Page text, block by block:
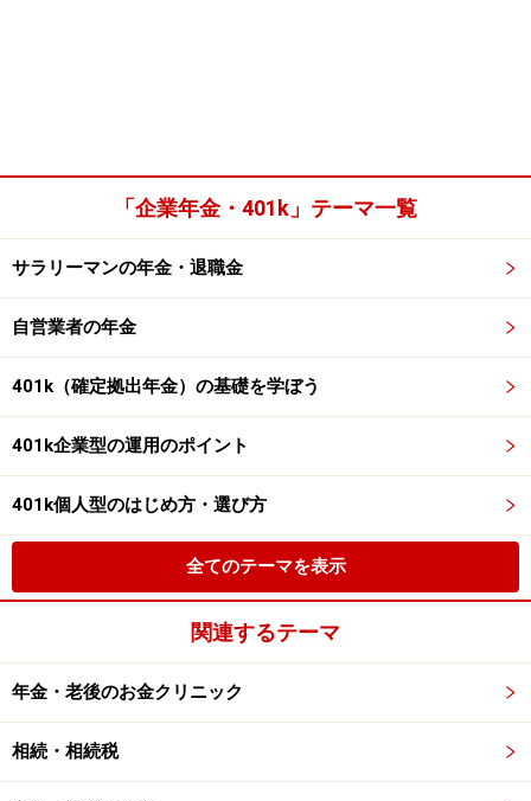
「企業年金・401k」テーマ一覧
サラリーマンの年金・退職金
自営業者の年金
401k（確定拠出年金）の基礎を学ぼう
401k企業型の運用のポイント
401k個人型のはじめ方・選び方
全てのテーマを表示
関連するテーマ
年金・老後のお金クリニック
相続・相続税